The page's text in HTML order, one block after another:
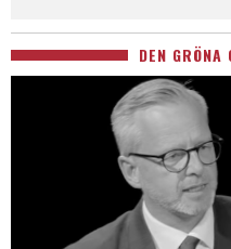
DEN GRÖNA